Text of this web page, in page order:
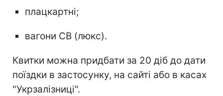
плацкартні;
вагони СВ (люкс).
Квитки можна придбати за 20 діб до дати
поїздки в застосунку, на сайті або в касах
"Укрзалізниці".